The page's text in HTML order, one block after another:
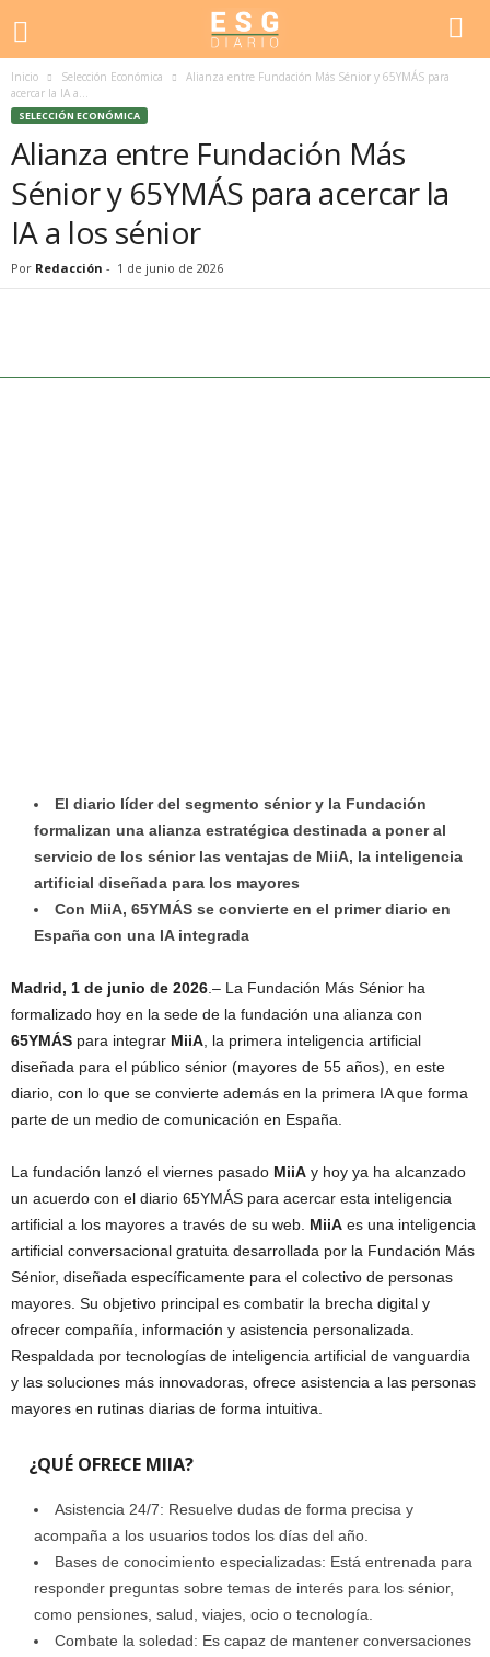
Inicio Selección Económica
Alianza entre Fundación Más Sénior y 65YMÁS para
acercar la IA a...
SELECCIÓN ECONÓMICA
Alianza entre Fundación Más
Sénior y 65YMÁS para acercar la
IA a los sénior
Por Redacción - 1 de junio de 2026
El diario líder del segmento sénior y la Fundación
formalizan una alianza estratégica destinada a poner al
servicio de los sénior las ventajas de MiiA, la inteligencia
artificial diseñada para los mayores
Con MiiA, 65YMÁS se convierte en el primer diario en
España con una IA integrada
Madrid, 1 de junio de 2026 .– La Fundación Más Sénior ha
formalizado hoy en la sede de la fundación una alianza con
65YMÁS para integrar MiiA , la primera inteligencia artificial
diseñada para el público sénior (mayores de 55 años), en este
diario, con lo que se convierte además en la primera IA que forma
parte de un medio de comunicación en España.
La fundación lanzó el viernes pasado MiiA y hoy ya ha alcanzado
un acuerdo con el diario 65YMÁS para acercar esta inteligencia
artificial a los mayores a través de su web. MiiA es una inteligencia
artificial conversacional gratuita desarrollada por la Fundación Más
Sénior, diseñada específicamente para el colectivo de personas
mayores. Su objetivo principal es combatir la brecha digital y
ofrecer compañía, información y asistencia personalizada.
Respaldada por tecnologías de inteligencia artificial de vanguardia
y las soluciones más innovadoras, ofrece asistencia a las personas
mayores en rutinas diarias de forma intuitiva.
¿QUÉ OFRECE MIIA?
Asistencia 24/7: Resuelve dudas de forma precisa y
acompaña a los usuarios todos los días del año.
Bases de conocimiento especializadas: Está entrenada para
responder preguntas sobre temas de interés para los sénior,
como pensiones, salud, viajes, ocio o tecnología.
Combate la soledad: Es capaz de mantener conversaciones